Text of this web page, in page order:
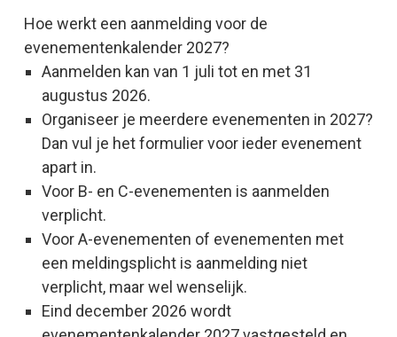
Hoe werkt een aanmelding voor de
evenementenkalender 2027?
Aanmelden kan van 1 juli tot en met 31
augustus 2026.
Organiseer je meerdere evenementen in 2027?
Dan vul je het formulier voor ieder evenement
apart in.
Voor B- en C-evenementen is aanmelden
verplicht.
Voor A-evenementen of evenementen met
een meldingsplicht is aanmelding niet
verplicht, maar wel wenselijk.
Eind december 2026 wordt